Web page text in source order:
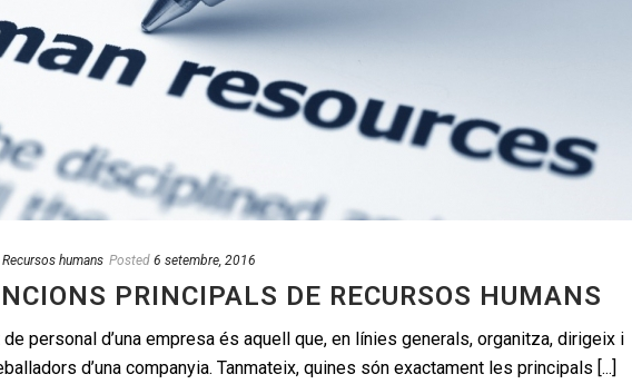
Recursos humans Posted 6 setembre, 2016
PRINCIPALS DE RECURSOS HUMANS
personal d’una empresa és aquell que, en línies generals, organitza, dirigeix i
d’una companyia. Tanmateix, quines són exactament les principals [...]